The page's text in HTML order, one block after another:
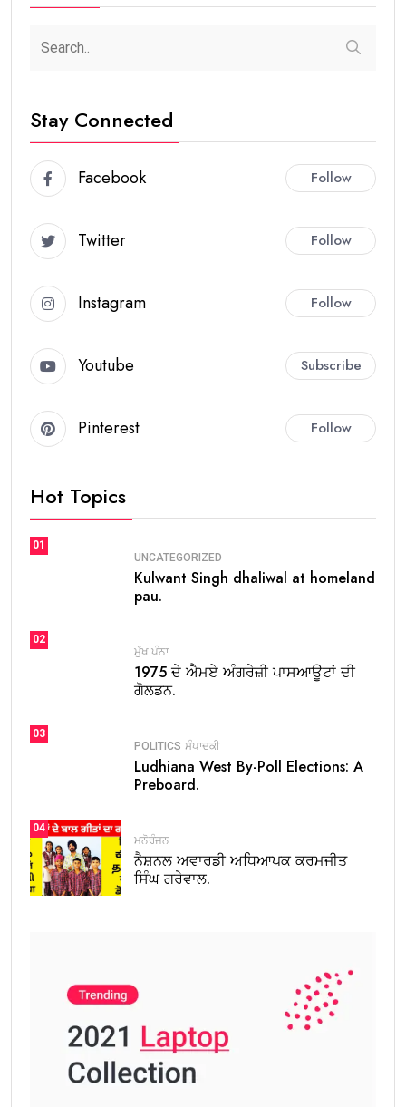
Stay Connected
Facebook Follow
Twitter Follow
Instagram Follow
Youtube Subscribe
Pinterest Follow
Hot Topics
01
UNCATEGORIZED
Kulwant Singh dhaliwal at homeland
pau.
02
ਮੁੱਖ ਪੰਨਾ
1975 ਦੇ ਐਮਏ ਅੰਗਰੇਜ਼ੀ ਪਾਸਆਊਟਾਂ ਦੀ
ਗੋਲਡਨ.
03
POLITICS ਸੰਪਾਦਕੀ
Ludhiana West By-Poll Elections: A
Preboard.
04
ਮਨੋਰੰਜਨ
ਨੈਸ਼ਨਲ ਅਵਾਰਡੀ ਅਧਿਆਪਕ ਕਰਮਜੀਤ
ਸਿੰਘ ਗਰੇਵਾਲ.